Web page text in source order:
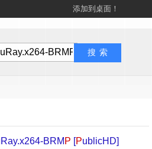
添加到桌面！
BRM P [PublicHD]